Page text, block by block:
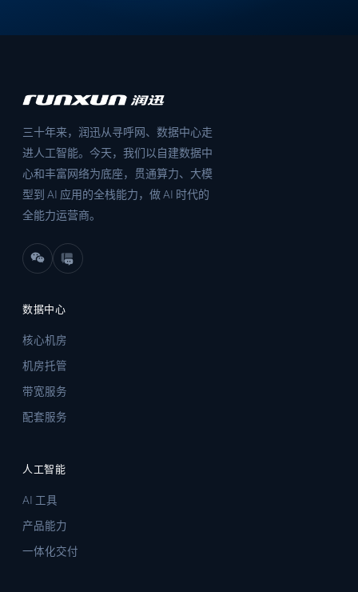
三十年来，润迅从寻呼网、数据中心走
进人工智能。今天，我们以自建数据中
心和丰富网络为底座，贯通算力、大模
型到 AI 应用的全栈能力，做 AI 时代的
全能力运营商。
数据中心
核心机房
机房托管
带宽服务
配套服务
人工智能
AI 工具
产品能力
一体化交付